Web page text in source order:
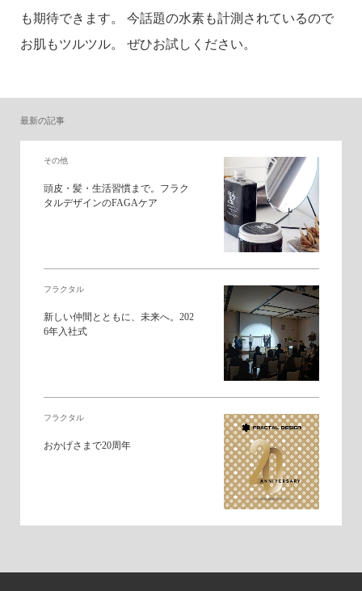
も期待できます。 今話題の水素も計測されているので
お肌もツルツル。 ぜひお試しください。
最新の記事
その他
頭皮・髪・生活習慣まで。フラク
タルデザインのFAGAケア
フラクタル
新しい仲間とともに、未来へ。202
6年入社式
フラクタル
おかげさまで20周年